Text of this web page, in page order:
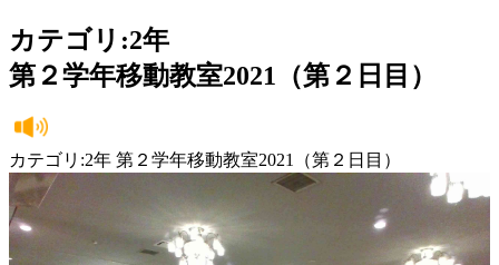
カテゴリ:2年
第２学年移動教室2021（第２日目）
カテゴリ:2年 第２学年移動教室2021（第２日目）